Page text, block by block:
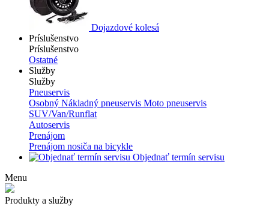
Dojazdové kolesá
Príslušenstvo
Príslušenstvo
Ostatné
Služby
Služby
Pneuservis
Osobný Nákladný pneuservis Moto pneuservis
SUV/Van/Runflat
Autoservis
Prenájom
Prenájom nosiča na bicykle
Objednať termín servisu
Menu
Produkty a služby